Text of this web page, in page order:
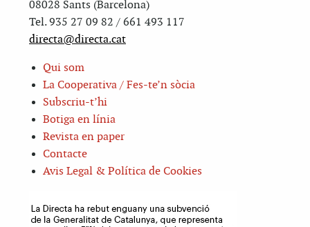
08028 Sants (Barcelona)
Tel. 935 27 09 82 / 661 493 117
directa@directa.cat
Qui som
La Cooperativa / Fes-te’n sòcia
Subscriu-t’hi
Botiga en línia
Revista en paper
Contacte
Avis Legal & Política de Cookies